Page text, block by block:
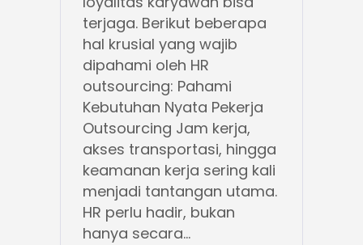
terjaga. Berikut beberapa
hal krusial yang wajib
dipahami oleh HR
outsourcing: Pahami
Kebutuhan Nyata Pekerja
Outsourcing Jam kerja,
akses transportasi, hingga
keamanan kerja sering kali
menjadi tantangan utama.
HR perlu hadir, bukan
hanya secara...